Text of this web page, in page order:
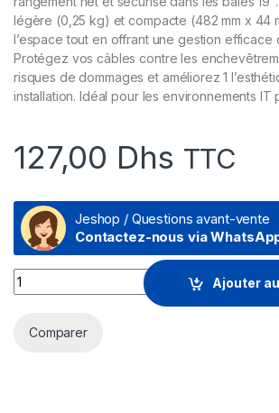
légère (0,25 kg) et compacte (482 mm x 44
l’espace tout en offrant une gestion efficace
Protégez vos câbles contre les
risques de dommages et améliorez 1
installation. Idéal pour les environnements IT
127,00 Dhs TTC
Jeshop / Questions avant-vente
Contactez-nous via
Panneau de gestion de câbles 1U 19”
Ajouter
Comparer